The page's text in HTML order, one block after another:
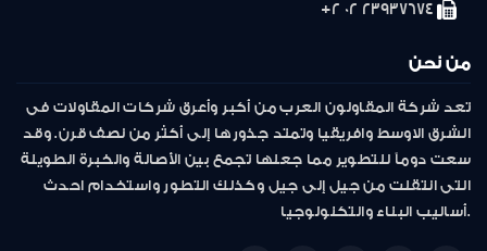
23937674 02 2+
من نحن
تعد شركة المقاولون العرب من أكبر وأعرق شركات المقاولات فى
الشرق الاوسط وافريقيا وتمتد جذورها إلى أكثر من نصف قرن. وقد
سعت دوماً للتطوير مما جعلها تجمع بين الأصالة والخبرة الطويلة
التى انتقلت من جيل إلى جيل وكذلك التطور واستخدام احدث
أساليب البناء والتكنولوجيا.